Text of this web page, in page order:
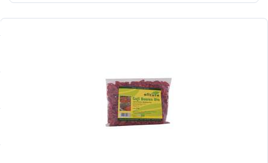
Neuheiten
Diabetes